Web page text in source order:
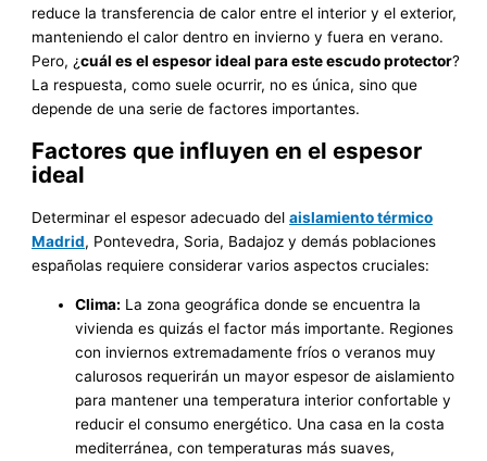
reduce la transferencia de calor entre el interior y el exterior,
manteniendo el calor dentro en invierno y fuera en verano.
Pero, ¿cuál es el espesor ideal para este escudo protector?
La respuesta, como suele ocurrir, no es única, sino que
depende de una serie de factores importantes.
Factores que influyen en el espesor
ideal
Determinar el espesor adecuado delaislamiento térmico
Madrid, Pontevedra, Soria, Badajoz y demás poblaciones
españolas requiere considerar varios aspectos cruciales:
Clima: La zona geográfica donde se encuentra la
vivienda es quizás el factor más importante. Regiones
con inviernos extremadamente fríos o veranos muy
calurosos requerirán un mayor espesor de aislamiento
para mantener una temperatura interior confortable y
reducir el consumo energético. Una casa en la costa
mediterránea, con temperaturas más suaves,